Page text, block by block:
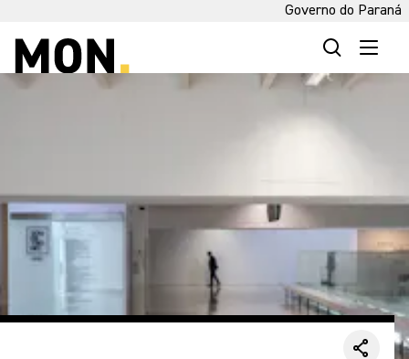
Governo do Paraná